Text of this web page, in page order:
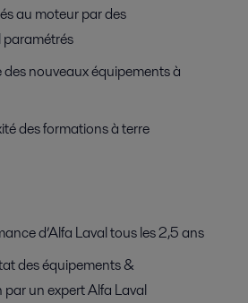
au moteur par des
nouveaux équipements à
des formations à terre
d’Alfa Laval tous les 2,5 ans
des équipements &
un expert Alfa Laval